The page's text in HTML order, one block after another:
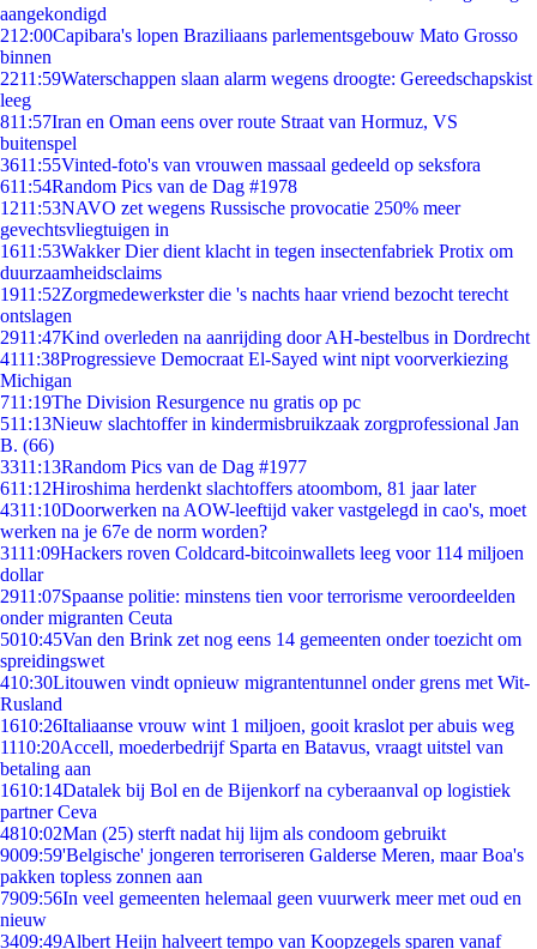
aangekondigd
212:00Capibara's lopen Braziliaans parlementsgebouw Mato Grosso
binnen
2211:59Waterschappen slaan alarm wegens droogte: Gereedschapskist
leeg
811:57Iran en Oman eens over route Straat van Hormuz, VS
buitenspel
3611:55Vinted-foto's van vrouwen massaal gedeeld op seksfora
611:54Random Pics van de Dag #1978
1211:53NAVO zet wegens Russische provocatie 250% meer
gevechtsvliegtuigen in
1611:53Wakker Dier dient klacht in tegen insectenfabriek Protix om
duurzaamheidsclaims
1911:52Zorgmedewerkster die 's nachts haar vriend bezocht terecht
ontslagen
2911:47Kind overleden na aanrijding door AH-bestelbus in Dordrecht
4111:38Progressieve Democraat El-Sayed wint nipt voorverkiezing
Michigan
711:19The Division Resurgence nu gratis op pc
511:13Nieuw slachtoffer in kindermisbruikzaak zorgprofessional Jan
B. (66)
3311:13Random Pics van de Dag #1977
611:12Hiroshima herdenkt slachtoffers atoombom, 81 jaar later
4311:10Doorwerken na AOW-leeftijd vaker vastgelegd in cao's, moet
werken na je 67e de norm worden?
3111:09Hackers roven Coldcard-bitcoinwallets leeg voor 114 miljoen
dollar
2911:07Spaanse politie: minstens tien voor terrorisme veroordeelden
onder migranten Ceuta
5010:45Van den Brink zet nog eens 14 gemeenten onder toezicht om
spreidingswet
410:30Litouwen vindt opnieuw migrantentunnel onder grens met Wit-
Rusland
1610:26Italiaanse vrouw wint 1 miljoen, gooit kraslot per abuis weg
1110:20Accell, moederbedrijf Sparta en Batavus, vraagt uitstel van
betaling aan
1610:14Datalek bij Bol en de Bijenkorf na cyberaanval op logistiek
partner Ceva
4810:02Man (25) sterft nadat hij lijm als condoom gebruikt
9009:59'Belgische' jongeren terroriseren Galderse Meren, maar Boa's
pakken topless zonnen aan
7909:56In veel gemeenten helemaal geen vuurwerk meer met oud en
nieuw
3409:49Albert Heijn halveert tempo van Koopzegels sparen vanaf